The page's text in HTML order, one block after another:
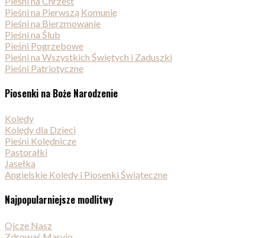
Pieśni na Pierwszą Komunię
Pieśni na Bierzmowanie
Pieśni na Ślub
Pieśni Pogrzebowe
Pieśni na Wszystkich Świętych i Zaduszki
Pieśni Patriotyczne
Piosenki na Boże Narodzenie
Kolędy
Kolędy dla Dzieci
Pieśni Kolędnicze
Pastorałki
Jasełka
Angielskie Kolędy i Piosenki Świąteczne
Najpopularniejsze modlitwy
Ojcze Nasz